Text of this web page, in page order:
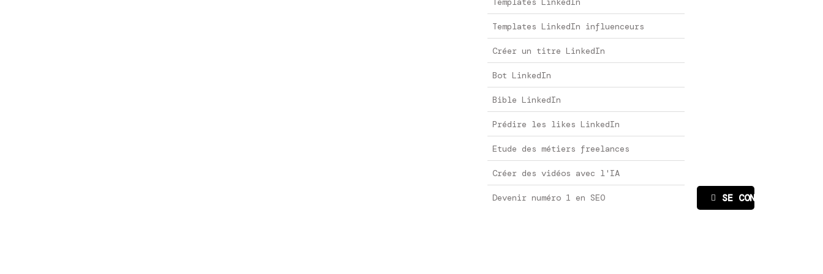
Templates LinkedIn influenceurs
Créer un titre LinkedIn
Bot LinkedIn
Bible LinkedIn
Prédire les likes LinkedIn
Etude des métiers freelances
Créer des vidéos avec l'IA
Devenir numéro 1 en SEO SE CONNECTER